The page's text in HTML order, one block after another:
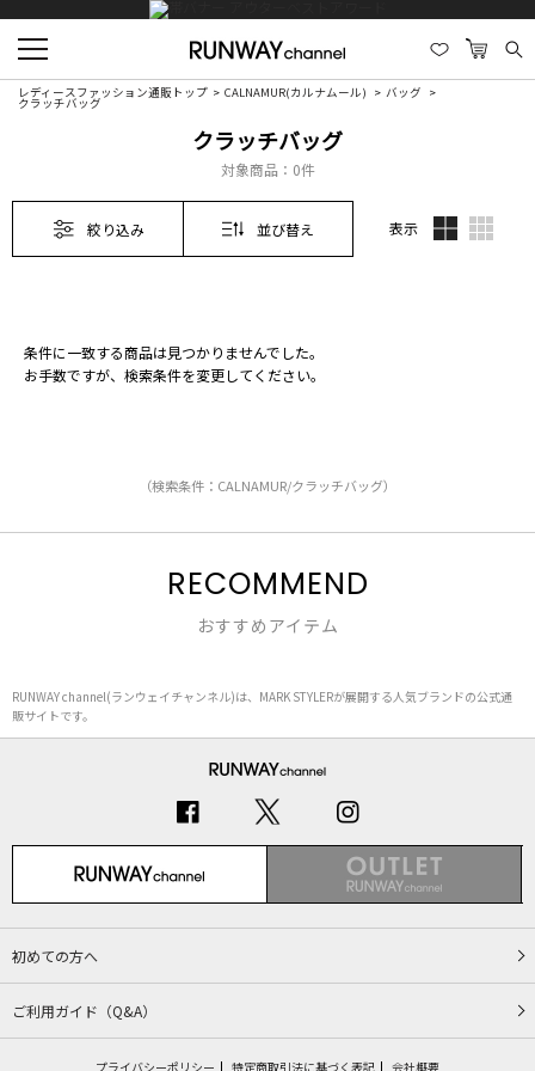
レディースファッション通販トップ CALNAMUR(カルナムール) バッグ
クラッチバッグ
クラッチバッグ
対象商品： 0件
絞り込み 並び替え 表示
条件に一致する商品は見つかりませんでした。
お手数ですが、検索条件を変更してください。
（検索条件：CALNAMUR/クラッチバッグ）
RECOMMEND
おすすめアイテム
RUNWAY channel(ランウェイチャンネル)は、MARK STYLERが展開する人気ブランドの公式通
販サイトです。
初めての方へ
ご利用ガイド（Q&A）
プライバシーポリシー 特定商取引法に基づく表記 会社概要